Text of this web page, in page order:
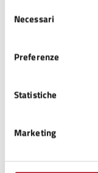
delNecessari
Preferenze
Statistiche
Marketing
E-mail: